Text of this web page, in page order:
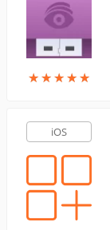
★★★★★
★★★★★
iOS